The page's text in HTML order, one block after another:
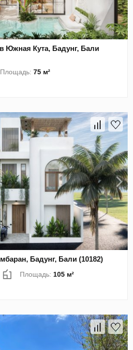
Южная Кута, Бадунг, Бали
Площадь:75 м²
Бадунг, Бали (10182)
Площадь: 105 м²